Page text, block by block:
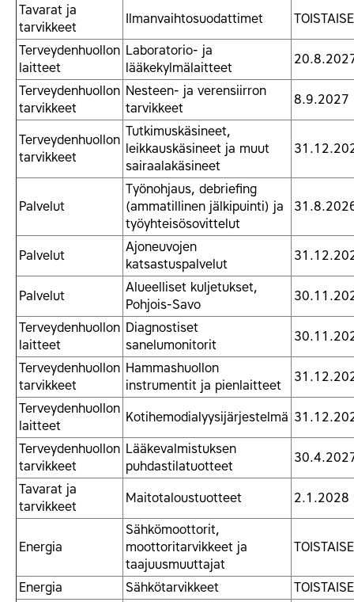
Tavarat ja
tarvikkeet
Ilmanvaihtosuodattimet
Terveydenhuollon
laitteet
Laboratorio- ja
lääkekylmälaitteet
Terveydenhuollon
tarvikkeet
Nesteen- ja verensiirron
tarvikkeet
8.9.2027
Terveydenhuollon
tarvikkeet
Tutkimuskäsineet,
leikkauskäsineet ja muut
sairaalakäsineet
Palvelut
Työnohjaus, debriefing
(ammatillinen jälkipuinti) ja
työyhteisösovittelut
Palvelut
Ajoneuvojen
katsastuspalvelut
Palvelut
Alueelliset kuljetukset,
Pohjois-Savo
Terveydenhuollon
laitteet
Diagnostiset
sanelumonitorit
Terveydenhuollon
tarvikkeet
Hammashuollon
instrumentit ja pienlaitteet
Terveydenhuollon
laitteet
Kotihemodialyysijärjestelmä
Terveydenhuollon
tarvikkeet
Lääkevalmistuksen
puhdastilatuotteet
Tavarat ja
tarvikkeet
Maitotaloustuotteet 2.1.2028
Energia
Sähkömoottorit,
moottoritarvikkeet ja
taajuusmuuttajat
Energia Sähkötarvikkeet